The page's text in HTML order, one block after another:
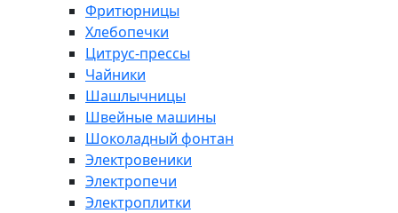
Фритюрницы
Хлебопечки
Цитрус-прессы
Чайники
Шашлычницы
Швейные машины
Шоколадный фонтан
Электровеники
Электропечи
Электроплитки